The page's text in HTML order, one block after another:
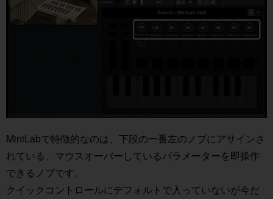
MiniLabで特徴的なのは、下段の一番左のノブにアサインさ
れている、マウスオーバーしているパラメーターを即操作
できるノブです。
クイックコントロールにデフォルトで入っていないが今だ